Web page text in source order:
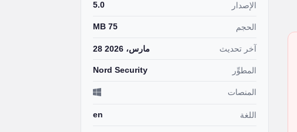
الإصدار 5.0
الحجم 75 MB
آخر تحديث 28 مارس، 2026
المطوِّر Nord Security
المنصات
اللغة en